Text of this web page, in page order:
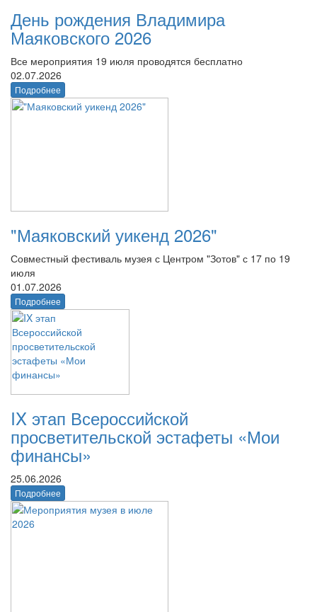
День рождения Владимира
Маяковского 2026
Все мероприятия 19 июля проводятся бесплатно
02.07.2026
Подробнее
"Маяковский уикенд 2026"
Совместный фестиваль музея с Центром "Зотов" с 17 по 19
июля
01.07.2026
Подробнее
IX этап Всероссийской
просветительской эстафеты «Мои
финансы»
25.06.2026
Подробнее